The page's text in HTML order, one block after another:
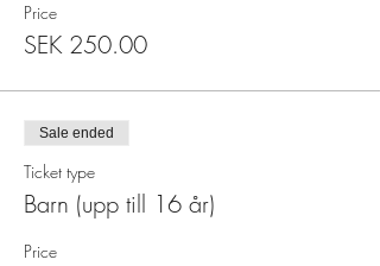
Price
SEK 250.00
Sale ended
Ticket type
Barn (upp till 16 år)
Price